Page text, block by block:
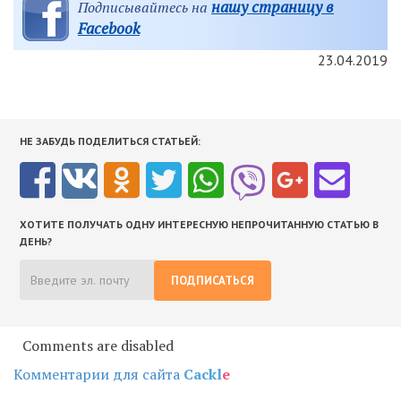
Подписывайтесь на нашу страницу в
Facebook
23.04.2019
НЕ ЗАБУДЬ ПОДЕЛИТЬСЯ СТАТЬЕЙ:
ХОТИТЕ ПОЛУЧАТЬ ОДНУ ИНТЕРЕСНУЮ НЕПРОЧИТАННУЮ СТАТЬЮ В
ДЕНЬ?
ПОДПИСАТЬСЯ
Comments are disabled
Комментарии для сайта Cackle